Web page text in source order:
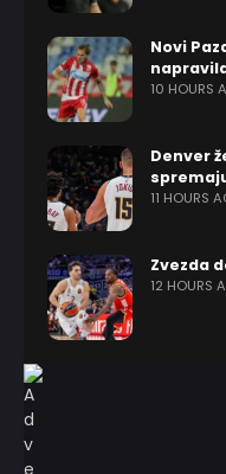
Novi
10 HOURS
Denver
11 HOURS
Zvezda
12 HOURS